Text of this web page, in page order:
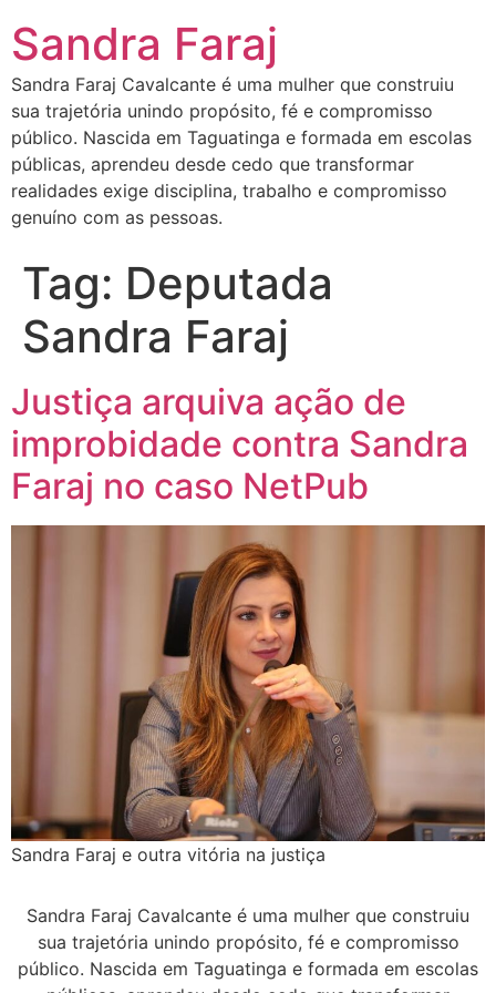
Sandra Faraj
Sandra Faraj Cavalcante é uma mulher que construiu
sua trajetória unindo propósito, fé e compromisso
público. Nascida em Taguatinga e formada em escolas
públicas, aprendeu desde cedo que transformar
realidades exige disciplina, trabalho e compromisso
genuíno com as pessoas.
Tag: Deputada
Sandra Faraj
Justiça arquiva ação de
improbidade contra Sandra
Faraj no caso NetPub
Sandra Faraj e outra vitória na justiça
Sandra Faraj Cavalcante é uma mulher que construiu
sua trajetória unindo propósito, fé e compromisso
público. Nascida em Taguatinga e formada em escolas